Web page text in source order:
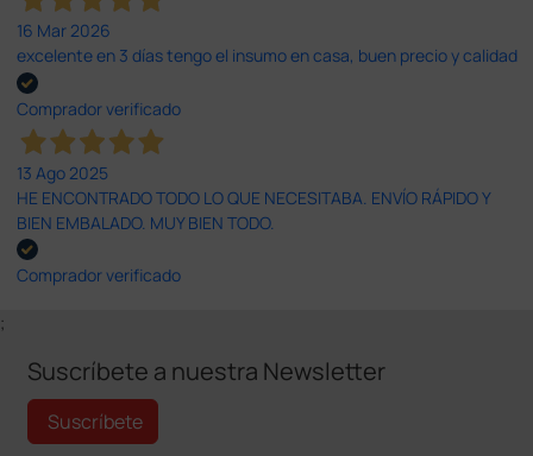
16 Mar 2026
excelente en 3 días tengo el insumo en casa, buen precio y calidad
Comprador verificado
13 Ago 2025
HE ENCONTRADO TODO LO QUE NECESITABA. ENVÍO RÁPIDO Y
BIEN EMBALADO. MUY BIEN TODO.
Comprador verificado
;
Suscríbete a nuestra Newsletter
Suscríbete